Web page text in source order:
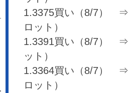
1.3375買い（8/7） ⇒
ロット）
1.3391買い（8/7） ⇒
ット）
1.3364買い（8/7） ⇒
ロット）